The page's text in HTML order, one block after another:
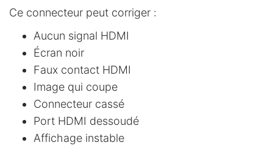
Ce connecteur peut corriger :
Aucun signal HDMI
Écran noir
Faux contact HDMI
Image qui coupe
Connecteur cassé
Port HDMI dessoudé
Affichage instable